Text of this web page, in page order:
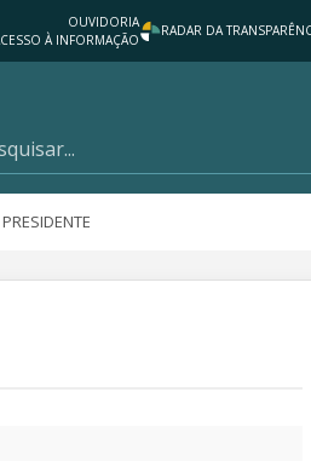
OUVIDORIA
À INFORMAÇÃO
RADAR DA